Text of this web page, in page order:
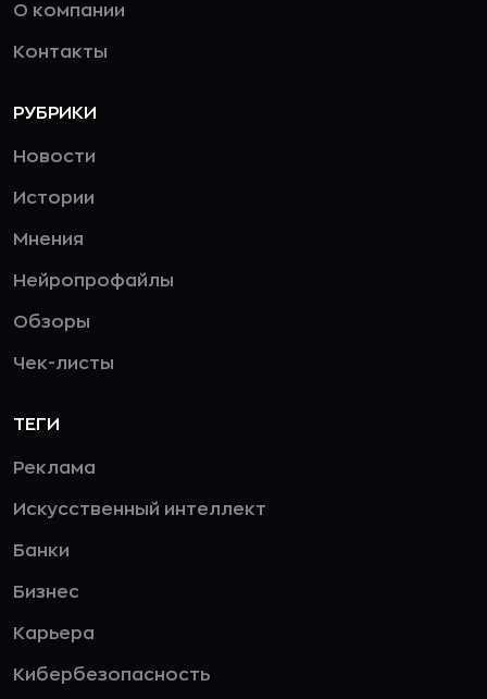
О компании
Контакты
РУБРИКИ
Новости
Истории
Мнения
Нейропрофайлы
Обзоры
Чек-листы
ТЕГИ
Реклама
Искусственный интеллект
Банки
Бизнес
Карьера
Кибербезопасность